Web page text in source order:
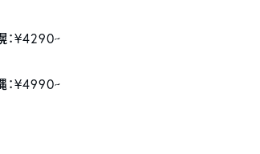
¥4290~
¥4990~